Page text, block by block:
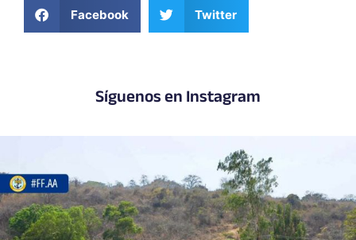
Facebook Twitter
Síguenos en Instagram